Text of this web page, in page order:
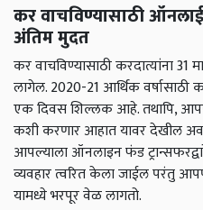
कर वाचविण्यासाठी
अंतिम मुदत
कर वाचविण्यासाठी करदात्यांना 31
लागेल. 2020-21 आर्थिक
एक दिवस शिल्लक आहे. तथापि,
कशी करणार आहात यावर देखील
आपल्याला ऑनलाइन फंड
व्यवहार त्वरित केला जाईल परंतु
यामध्ये भरपूर वेळ लागतो.